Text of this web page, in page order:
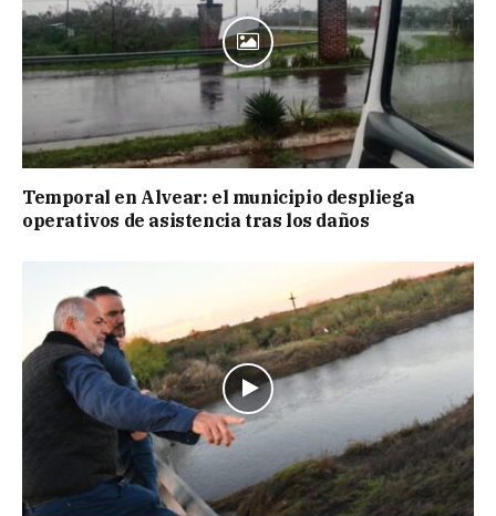
Temporal en Alvear: el municipio despliega
operativos de asistencia tras los daños